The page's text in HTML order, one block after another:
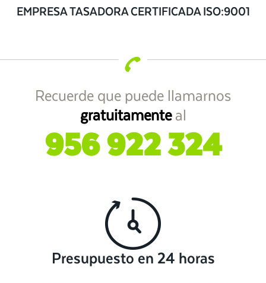
EMPRESA TASADORA CERTIFICADA ISO:9001
Recuerde que puede llamarnos
gratuitamenteal
956 922 324
Presupuesto en 24 horas